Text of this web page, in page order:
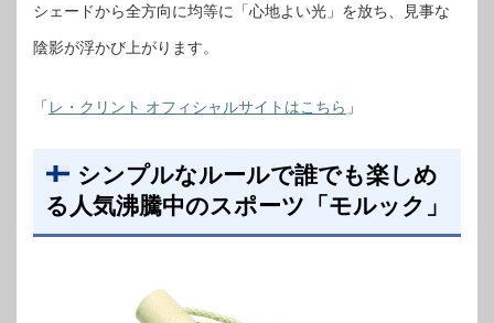
シェードから全方向に均等に「心地よい光」を放ち、見事な
陰影が浮かび上がります。
「 レ・クリント オフィシャルサイトはこちら 」
シンプルなルールで誰でも楽しめ
る人気沸騰中のスポーツ「モルック」